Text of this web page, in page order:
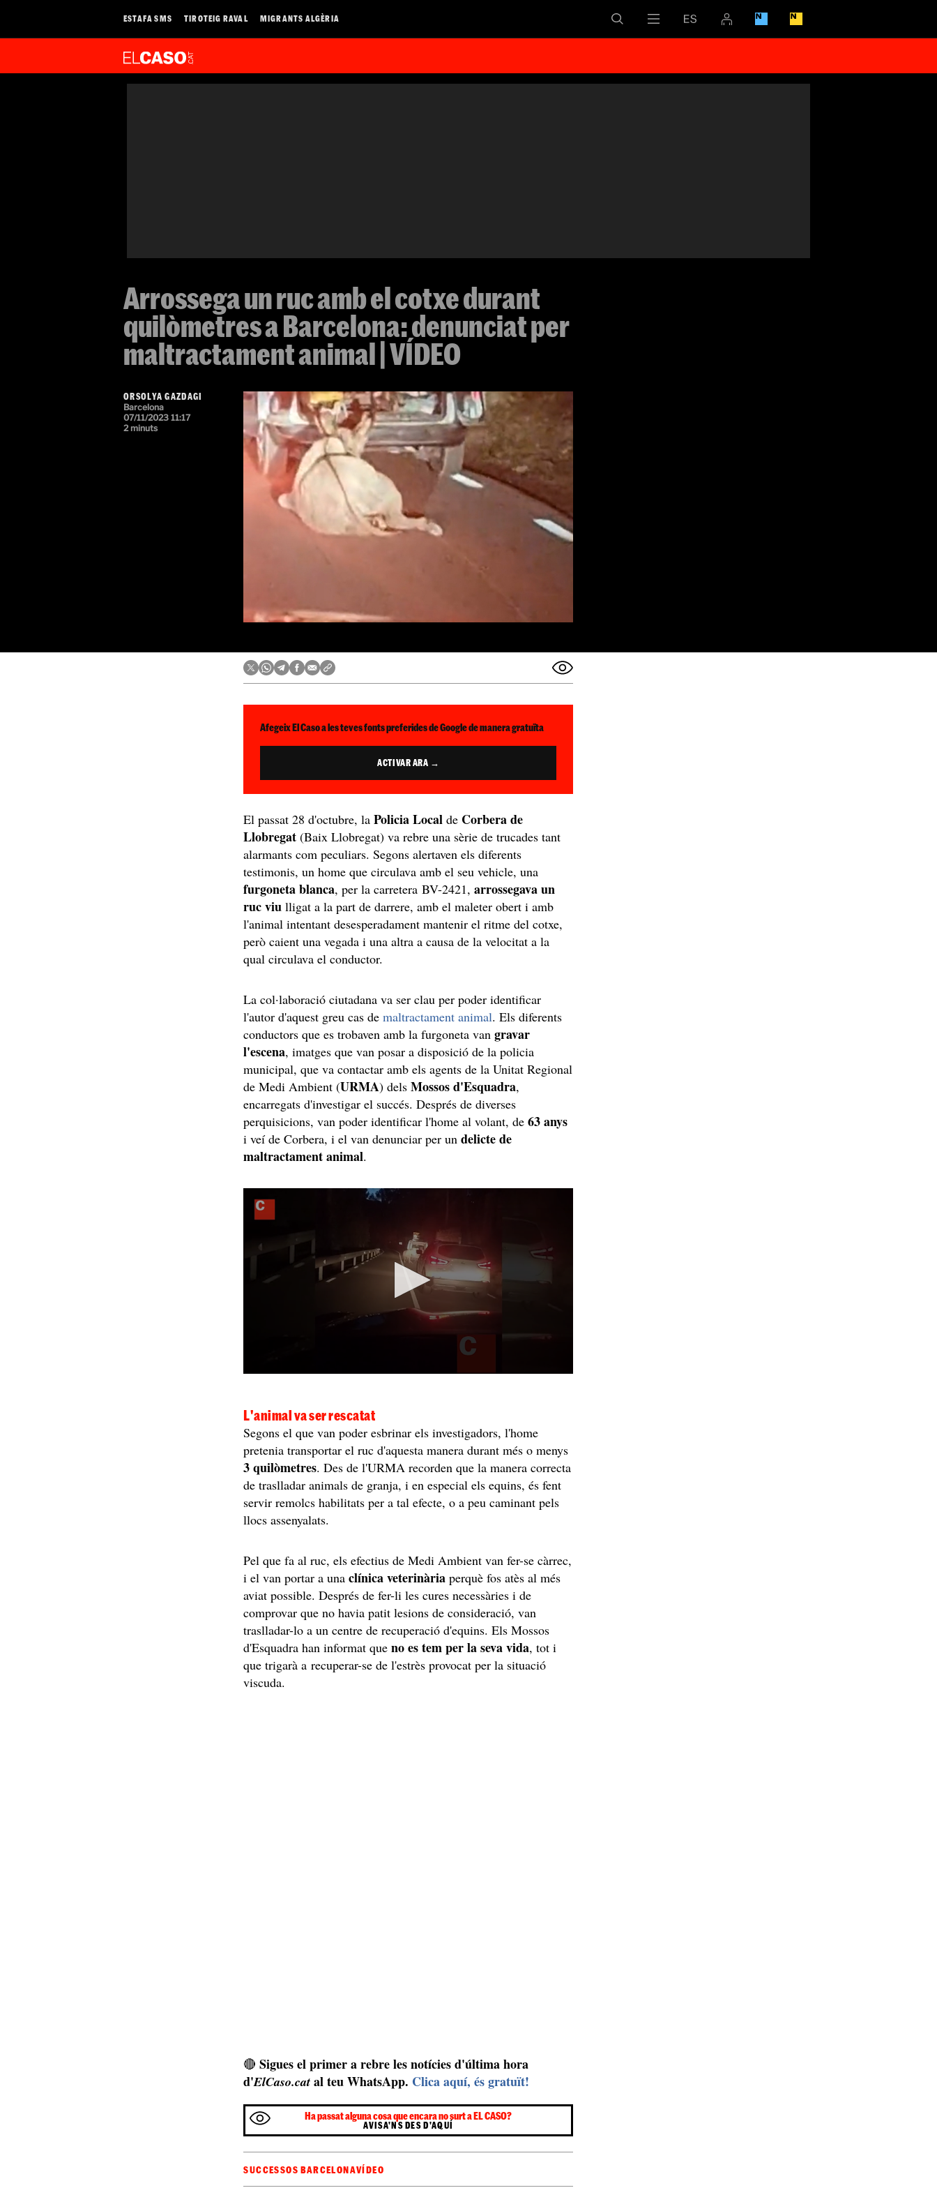
ESTAFA SMS TIROTEIG RAVAL MIGRANTS ALGÈRIA
Arrossega un ruc amb el cotxe durant
quilòmetres a Barcelona: denunciat per
maltractament animal | VÍDEO
ORSOLYA GAZDAGI
Barcelona
07/11/2023 11:17
2 minuts
Afegeix El Caso a les teves fonts preferides de Google de manera gratuïta
ACTIVAR ARA →
El passat 28 d'octubre, laPolicia Local de Corbera de
Llobregat (Baix Llobregat) va rebre una sèrie de trucades tant
alarmants com peculiars. Segons alertaven els diferents
testimonis, un home que circulava amb el seu vehicle, una
furgoneta blanca, per la carretera BV-2421,arrossegava un
ruc viu lligat a la part de darrere, amb el maleter obert i amb
l'animal intentant desesperadament mantenir el ritme del cotxe,
però caient una vegada i una altra a causa de la velocitat a la
qual circulava el conductor.
La col·laboració ciutadana va ser clau per poder identificar
l'autor d'aquest greu cas demaltractament animal. Els diferents
conductors que es trobaven amb la furgoneta vangravar
l'escena, imatges que van posar a disposició de la policia
municipal, que va contactar amb els agents de la Unitat Regional
de Medi Ambient (URMA) dels Mossos d'Esquadra,
encarregats d'investigar el succés. Després de diverses
perquisicions, van poder identificar l'home al volant, de 63 anys
i veí de Corbera, i el van denunciar per undelicte de
maltractament animal.
L'animal va ser rescatat
Segons el que van poder esbrinar els investigadors, l'home
pretenia transportar el ruc d'aquesta manera durant més o menys
3 quilòmetres. Des de l'URMA recorden que la manera correcta
de traslladar animals de granja, i en especial els equins, és fent
servir remolcs habilitats per a tal efecte, o a peu caminant pels
llocs assenyalats.
Pel que fa al ruc, els efectius de Medi Ambient van fer-se càrrec,
i el van portar a unaclínica veterinària perquè fos atès al més
aviat possible. Després de fer-li les cures necessàries i de
comprovar que no havia patit lesions de consideració, van
traslladar-lo a un centre de recuperació d'equins. Els Mossos
d'Esquadra han informat queno es tem per la seva vida, tot i
que trigarà a recuperar-se de l'estrès provocat per la situació
viscuda.
🔴Sigues el primer a rebre les notícies d'última hora
d'ElCaso.cat al teu WhatsApp. Clica aquí, és gratuït!
Ha passat alguna cosa que encara no surt a EL CASO?
AVISA'NS DES D'AQUÍ
SUCCESSOS BARCELONAVÍDEO